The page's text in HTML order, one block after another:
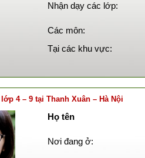
Nhận dạy các lớp:
Các môn:
Tại các khu vực:
4 – 9 tại Thanh Xuân – Hà Nội
Họ tên
Nơi đang ở: